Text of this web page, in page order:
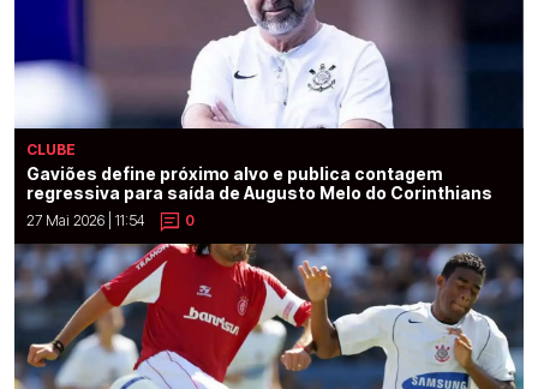
CLUBE
Gaviões define próximo alvo e publica contagem
regressiva para saída de Augusto Melo do Corinthians
27 Mai 2026 | 11:54 0